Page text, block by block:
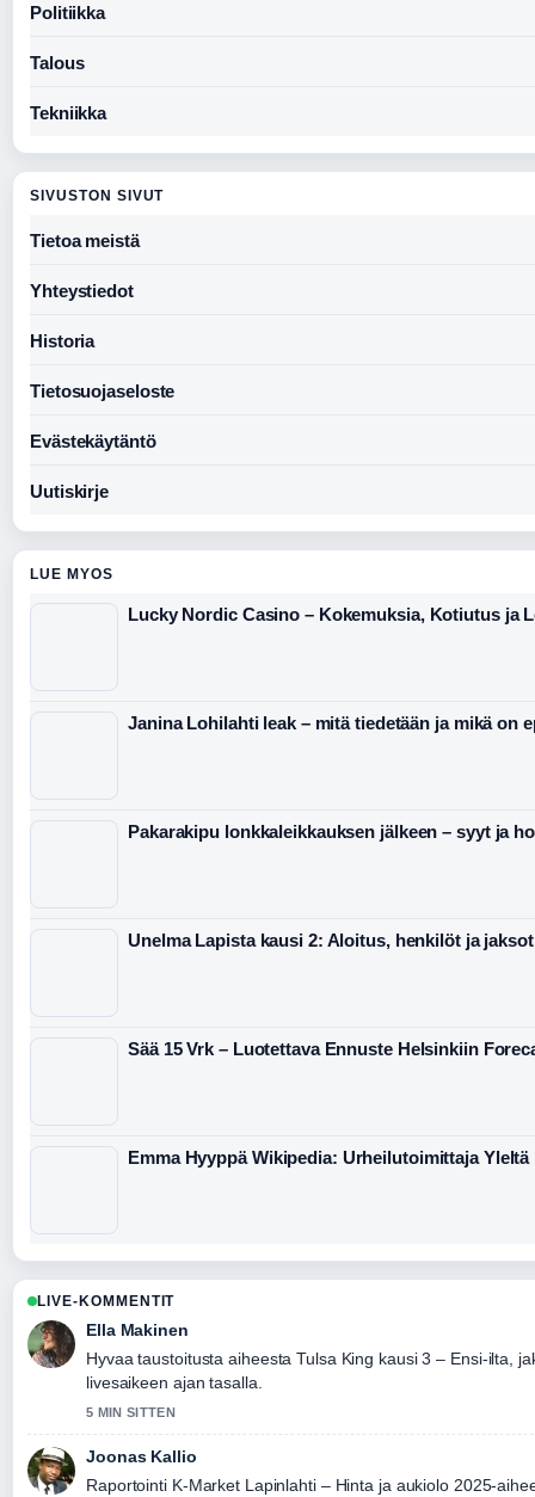
Politiikka
Talous
Tekniikka
SIVUSTON SIVUT
Tietoa meistä
Yhteystiedot
Historia
Tietosuojaseloste
Evästekäytäntö
Uutiskirje
LUE MYOS
Lucky Nordic Casino – Kokemuksia, Kotiutus ja
Janina Lohilahti leak – mitä tiedetään ja mikä on
Pakarakipu lonkkaleikkauksen jälkeen – syyt ja
Unelma Lapista kausi 2: Aloitus, henkilöt ja jaksot
Sää 15 Vrk – Luotettava Ennuste Helsinkiin
Emma Hyyppä Wikipedia: Urheilutoimittaja Yleltä
LIVE-KOMMENTIT
Ella Makinen
Hyvaa taustoitusta aiheesta Tulsa King kausi 3 – Ensi-ilta,
livesaikeen ajan tasalla.
5 MIN SITTEN
Joonas Kallio
Raportointi K-Market Lapinlahti – Hinta ja aukiolo 2025-